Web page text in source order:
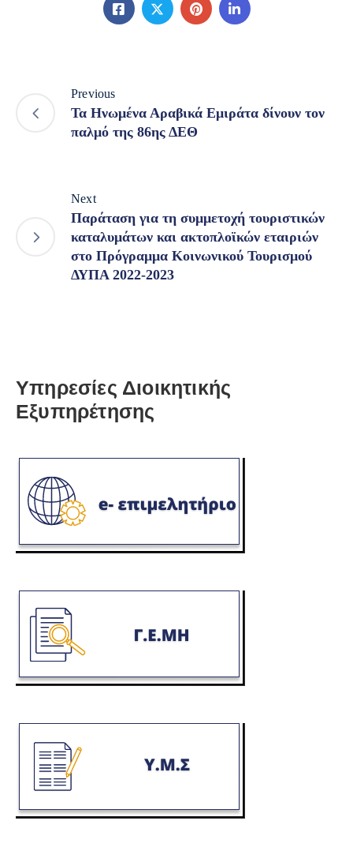
Previous
Τα Ηνωμένα Αραβικά Εμιράτα δίνουν τον
παλμό της 86ης ΔΕΘ
Next
Παράταση για τη συμμετοχή τουριστικών
καταλυμάτων και ακτοπλοϊκών εταιριών
στο Πρόγραμμα Κοινωνικού Τουρισμού
ΔΥΠΑ 2022-2023
Υπηρεσίες Διοικητικής
Εξυπηρέτησης